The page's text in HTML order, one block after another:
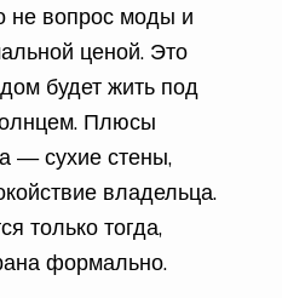
не вопрос моды и
ценой. Это
будет жить под
Плюсы
— сухие стены,
владельца.
только тогда,
формально.